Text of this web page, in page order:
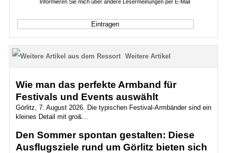
Informieren Sie mich über andere Lesermeinungen per E-Mail
Weitere Artikel
Wie man das perfekte Armband für
Festivals und Events auswählt
Görlitz, 7. August 2026. Die typischen Festival-Armbänder sind ein
kleines Detail mit gro&...
Den Sommer spontan gestalten: Diese
Ausflugsziele rund um Görlitz bieten sich